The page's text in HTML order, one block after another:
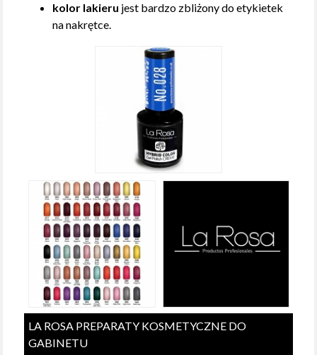
kolor lakieru jest bardzo zbliżony do etykietek
na nakrętce.
LA ROSA PREPARATY KOSMETYCZNE DO
GABINETU